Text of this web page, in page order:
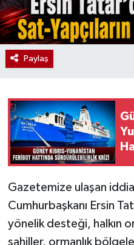
Paylaş
Gazetemize ulaşan
Cumhurbaşkanı Ersin
yönelik desteği, halkın
sahiller, ormanlık